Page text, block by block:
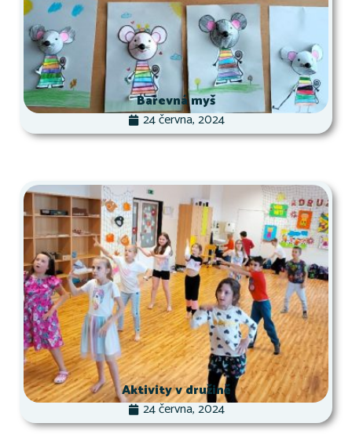
Barevná myš
24 června, 2024
Aktivity v družině
24 června, 2024